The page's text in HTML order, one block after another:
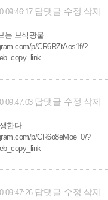
09:46:17 답댓글 수정 삭제
는 보석광물
p/CR6RZtAos1f/?
09:47:03 답댓글 수정 삭제
한다
p/CR6o8eMoe_0/?
09:47:26 답댓글 수정 삭제